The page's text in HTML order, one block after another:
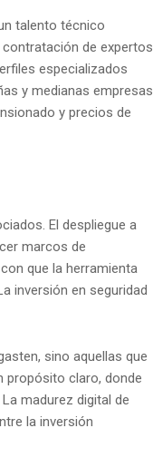
talento técnico
de expertos
especializados
y medianas empresas
y precios de
El despliegue a
marcos de
que la herramienta
inversión en seguridad
sino aquellas que
propósito claro, donde
madurez digital de
la inversión